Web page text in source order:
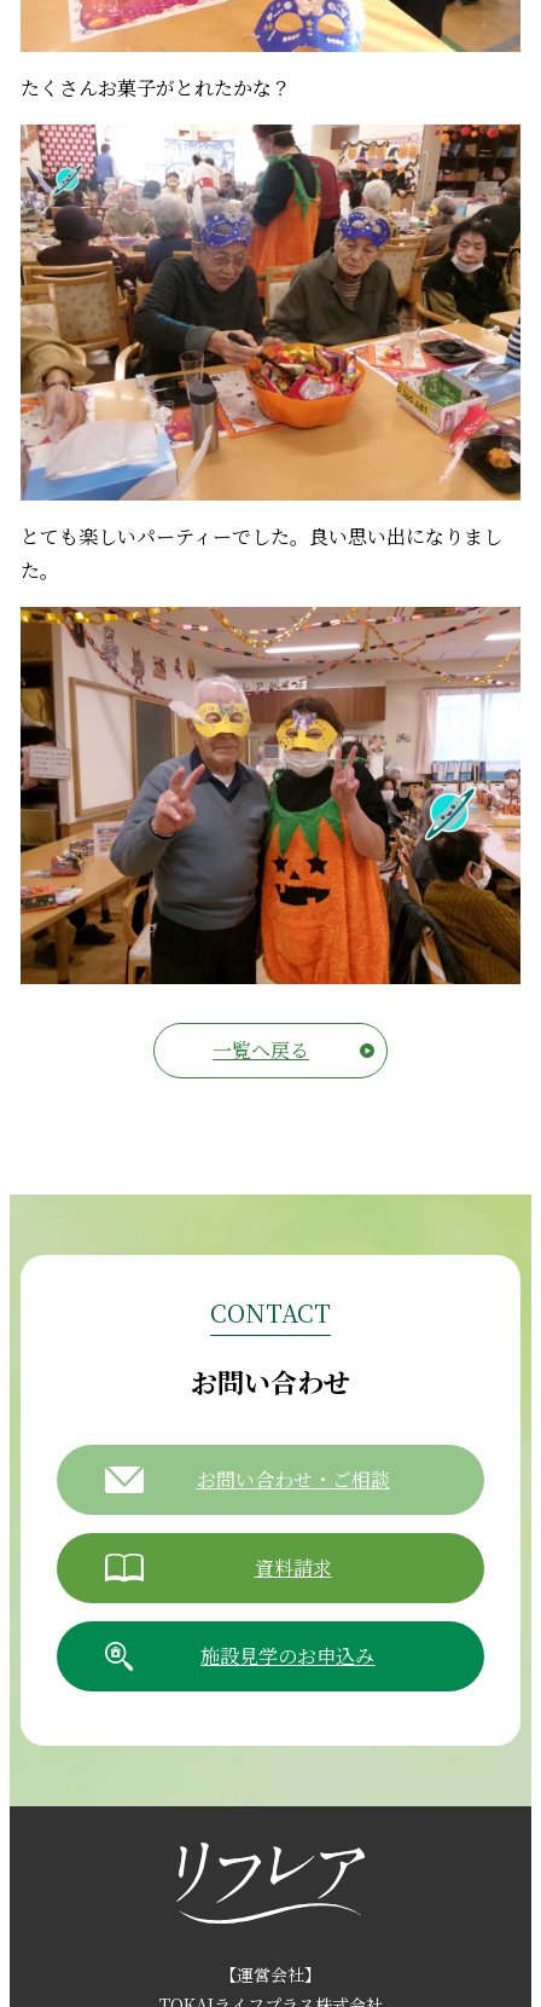
054-265-5811
【電話受付時間】8:30～17:30（月曜～土曜）
採用情報
お問い合わせ
たくさんお菓子がとれたかな？
とても楽しいパーティーでした。良い思い出になりまし
た。
一覧へ戻る
CONTACT
お問い合わせ
お問い合わせ・ご相談
資料請求
施設見学のお申込み
【運営会社】